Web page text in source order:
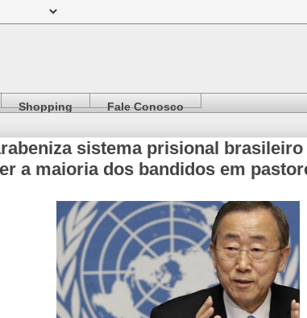
Shopping Fale Conosco
sistema prisional
a maioria dos bandidos em